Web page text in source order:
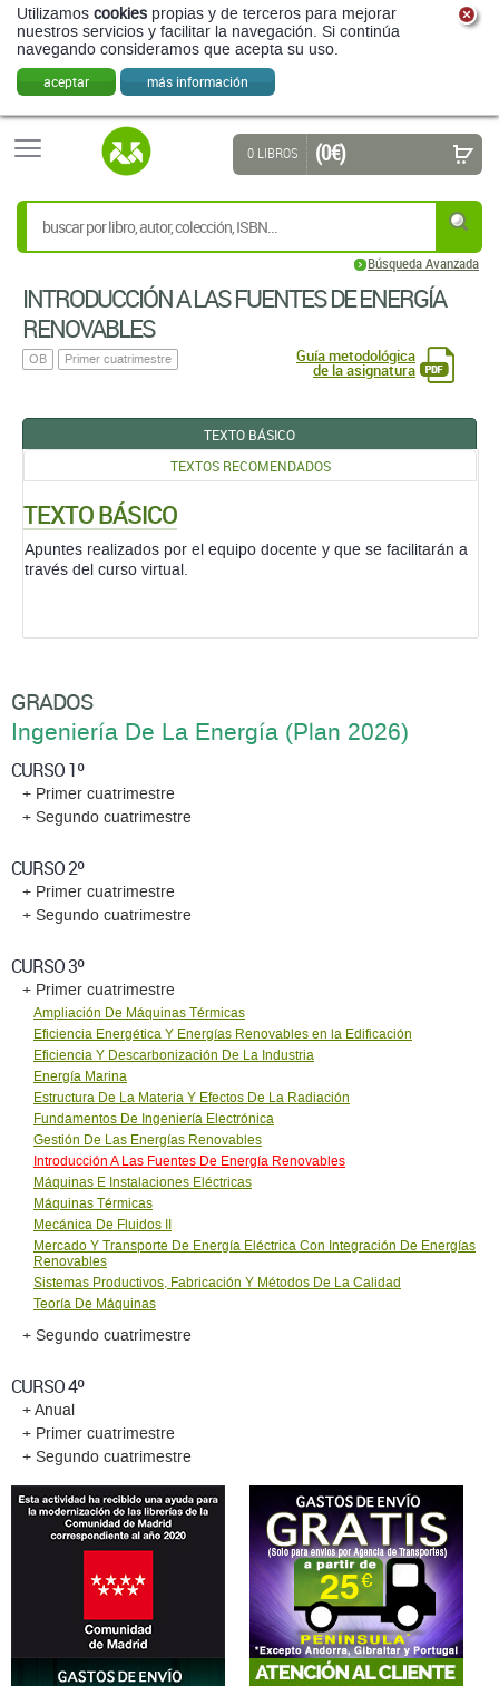
Utilizamos cookies propias y de terceros para mejorar
nuestros servicios y facilitar la navegación. Si continúa
navegando consideramos que acepta su uso.
aceptar más información
Búsqueda Avanzada
0 LIBROS (0 €)
INTRODUCCIÓN A LAS FUENTES DE ENERGÍ­A
RENOVABLES
OB Primer cuatrimestre Guía metodológica
de la asignatura
TEXTO BÁSICO
TEXTOS RECOMENDADOS
TEXTO BÁSICO
Apuntes realizados por el equipo docente y que se facilitarán a
través del curso virtual.
GRADOS
Ingeniería De La Energí­a (Plan 2026)
CURSO 1º
+ Primer cuatrimestre
+ Segundo cuatrimestre
CURSO 2º
+ Primer cuatrimestre
+ Segundo cuatrimestre
CURSO 3º
+ Primer cuatrimestre
Ampliación De Máquinas Térmicas
Eficiencia Energética Y Energías Renovables en la Edificación
Eficiencia Y Descarbonización De La Industria
Energí­a Marina
Estructura De La Materia Y Efectos De La Radiación
Fundamentos De Ingenierí­a Electrónica
Gestión De Las Energí­as Renovables
Introducción A Las Fuentes De Energí­a Renovables
Máquinas E Instalaciones Eléctricas
Máquinas Térmicas
Mecánica De Fluidos II
Mercado Y Transporte De Energía Eléctrica Con Integración De Energías
Renovables
Sistemas Productivos, Fabricación Y Métodos De La Calidad
Teoría De Máquinas
+ Segundo cuatrimestre
CURSO 4º
+ Anual
+ Primer cuatrimestre
+ Segundo cuatrimestre